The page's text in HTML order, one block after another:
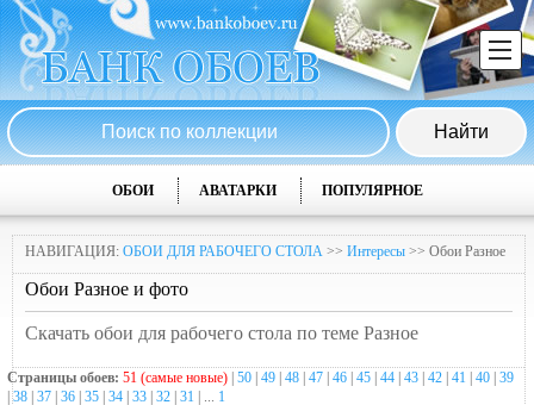
ОБОИ АВАТАРКИ ПОПУЛЯРНОЕ
НАВИГАЦИЯ: ОБОИ ДЛЯ РАБОЧЕГО СТОЛА >> Интересы >> Обои Разное
Обои Разное и фото
Скачать обои для рабочего стола по теме Разное
Страницы обоев: 51 (самые новые) 50 49 48 47 46 45 44 43 42 41 40 39
|38 37 36 35 34 33 32 31 | ... 1